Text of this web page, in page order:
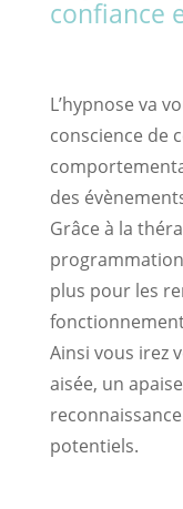
confiance
L’hypnose va
conscience de
des
Grâce à la
plus pour les
Ainsi vous irez
aisée, un
potentiels.